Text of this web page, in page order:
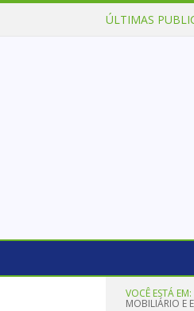
ÚLTIMAS
VOCÊ ESTÁ EM:
MOBILIÁRIO E